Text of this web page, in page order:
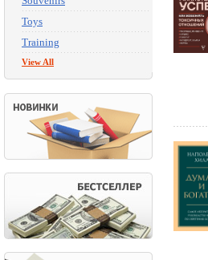
Toys
Training
View All